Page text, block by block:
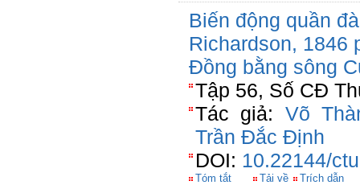
Biến động quần
Richardson, 1846
Đồng bằng sông
Tập 56, Số CĐ
Tác giả: Võ
Trần Đắc Định
DOI: 10.22144/
Tóm tắt Tải về Trích dẫn